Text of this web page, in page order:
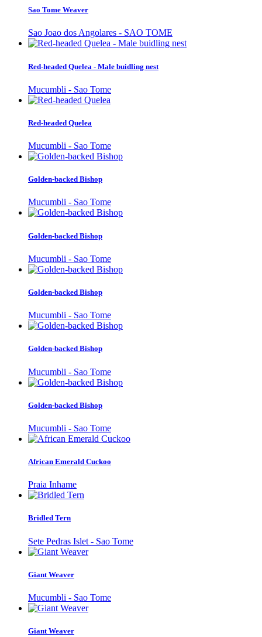
Sao Tome Weaver
Sao Joao dos Angolares - SAO TOME
Red-headed Quelea - Male buidling nest
Mucumbli - Sao Tome
Red-headed Quelea
Mucumbli - Sao Tome
Golden-backed Bishop
Mucumbli - Sao Tome
Golden-backed Bishop
Mucumbli - Sao Tome
Golden-backed Bishop
Mucumbli - Sao Tome
Golden-backed Bishop
Mucumbli - Sao Tome
Golden-backed Bishop
Mucumbli - Sao Tome
African Emerald Cuckoo
Praia Inhame
Bridled Tern
Sete Pedras Islet - Sao Tome
Giant Weaver
Mucumbli - Sao Tome
Giant Weaver